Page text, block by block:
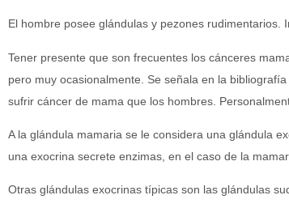
El hombre posee glándulas y pezones rudimentarios.
Tener presente que son frecuentes los cánceres
pero muy ocasionalmente. Se señala en la
sufrir cáncer de mama que los hombres.
A la glándula mamaria se le considera una glándula
una exocrina secrete enzimas, en el caso de la
Otras glándulas exocrinas típicas son las glándulas